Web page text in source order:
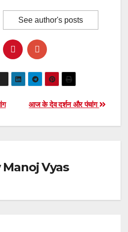
See author's posts
आज के देव दर्शन और पंचांग
Manoj Vyas